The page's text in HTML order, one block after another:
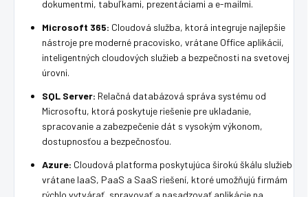
dokumentmi, tabuľkami, prezentáciami a e-mailmi.
Microsoft 365: Cloudová služba, ktorá integruje najlepšie
nástroje pre moderné pracovisko, vrátane Office aplikácií,
inteligentných cloudových služieb a bezpečnosti na svetovej
úrovni.
SQL Server: Relačná databázová správa systému od
Microsoftu, ktorá poskytuje riešenie pre ukladanie,
spracovanie a zabezpečenie dát s vysokým výkonom,
dostupnosťou a bezpečnosťou.
Azure: Cloudová platforma poskytujúca širokú škálu služieb
vrátane IaaS, PaaS a SaaS riešení, ktoré umožňujú firmám
rýchlo vytvárať, spravovať a nasadzovať aplikácie na